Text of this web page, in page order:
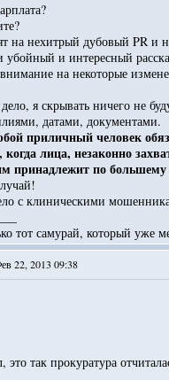
на нехитрый дубовый PR
и интересный
на некоторые
я скрывать ничего не
датами, документами.
приличный человек
лица, незаконно
принадлежит по
с клиническими
тот самурай, который уже
22, 2013 09:38
это так прокуратура